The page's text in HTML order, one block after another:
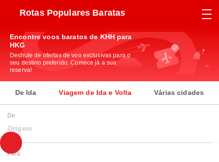
Rotas Populares Baratas
Encontre voos baratos de KHH para
HKG
Desfrute de ofertas de voo exclusivas para o
seu destino preferido. Comece já a sua
reserva!
De Ida Viagem de Ida e Volta Várias cidades
De
Origem
Para